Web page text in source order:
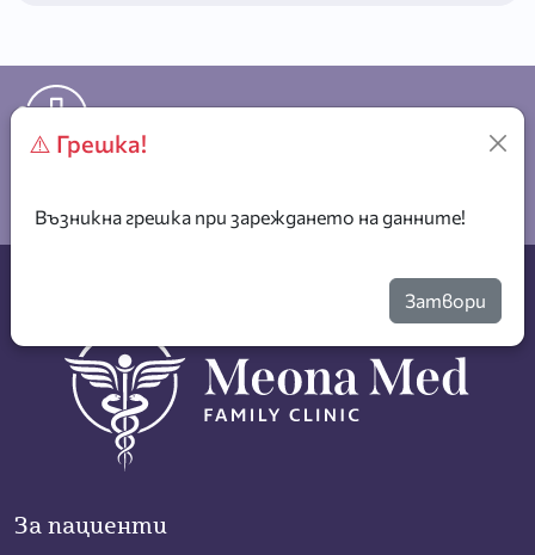
⚠️ Грешка!
Възникна грешка при зареждането на данните!
Затвори
+359 887 204 250
За пациенти